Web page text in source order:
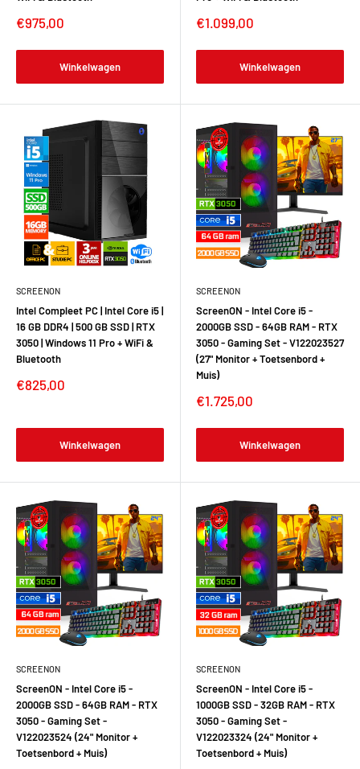
€975,00
Winkelwagen
€1.099,00
Winkelwagen
SCREENON
Intel Compleet PC | Intel Core i5 |
16 GB DDR4 | 500 GB SSD | RTX
3050 | Windows 11 Pro + WiFi &
Bluetooth
€825,00
Winkelwagen
SCREENON
ScreenON - Intel Core i5 -
2000GB SSD - 64GB RAM - RTX
3050 - Gaming Set - V122023527
(27" Monitor + Toetsenbord +
Muis)
€1.725,00
Winkelwagen
SCREENON
ScreenON - Intel Core i5 -
2000GB SSD - 64GB RAM - RTX
3050 - Gaming Set -
V122023524 (24" Monitor +
Toetsenbord + Muis)
SCREENON
ScreenON - Intel Core i5 -
1000GB SSD - 32GB RAM - RTX
3050 - Gaming Set -
V122023324 (24" Monitor +
Toetsenbord + Muis)